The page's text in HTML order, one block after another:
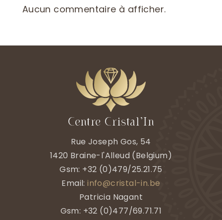
Aucun commentaire à afficher.
Centre Cristal’In
Rue Joseph Gos, 54
1420 Braine-l'Alleud (Belgium)
Gsm: +32 (0)479/25.21.75
Email:info@cristal-in.be
Patricia Nagant
Gsm: +32 (0)477/69.71.71